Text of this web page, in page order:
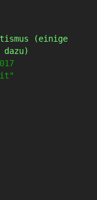
(einige
dazu)